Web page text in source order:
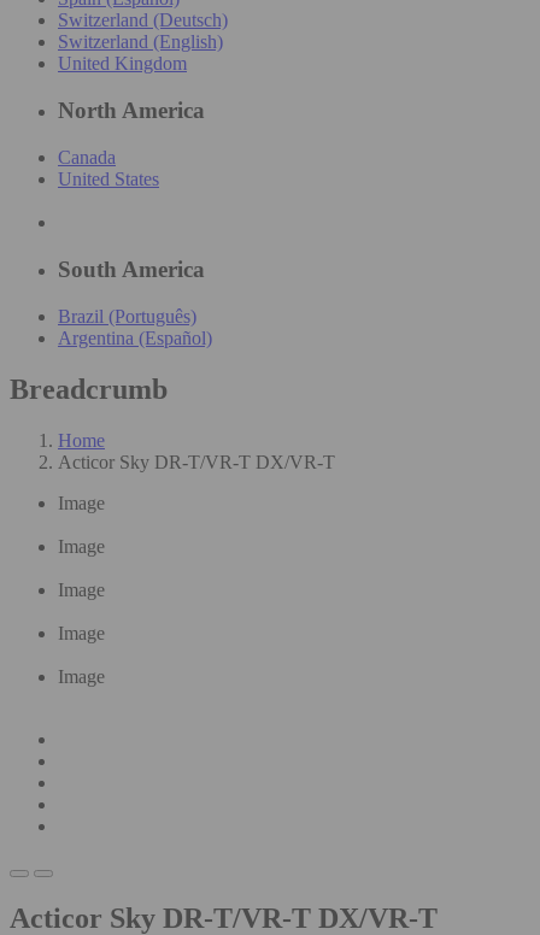
Switzerland (Deutsch)
Switzerland (English)
United Kingdom
North America
Canada
United States
South America
Brazil (Português)
Argentina (Español)
Breadcrumb
Home
Acticor Sky DR-T/VR-T DX/VR-T
Image
Image
Image
Image
Image
Acticor Sky DR-T/VR-T DX/VR-T